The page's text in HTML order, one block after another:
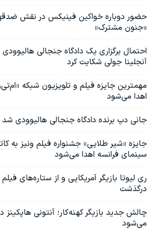
حضور دوباره خواکین فینیکس در نقش
«جنون مشترک»
احتمال برگزاری یک دادگاه جنجالی هالیوودی
آنجلینا جولی شکایت کرد
مهمترین جایزه فیلم و تلویزیون شبکه
اهدا می‌شود
جانی دپ برنده دادگاه جنجالی هالیوودی شد
جایزه «شیر طلایی» جشنواره فیلم ونیز به
سینمای فرانسه اهدا می‌شود
ری لیوتا بازیگر آمریکایی و‌ از ستاره‌های
درگذشت
چالش جدید بازیگر کهنه‌کار؛ آنتونی
می‌شود